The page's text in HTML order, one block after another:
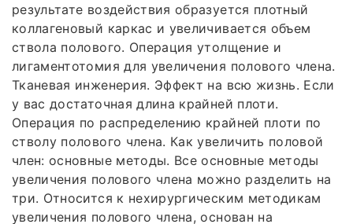
результате воздействия образуется плотный
коллагеновый каркас и увеличивается объем
ствола полового. Операция утолщение и
лигаментотомия для увеличения полового члена.
Тканевая инженерия. Эффект на всю жизнь. Если
у вас достаточная длина крайней плоти.
Операция по распределению крайней плоти по
стволу полового члена. Как увеличить половой
член: основные методы. Все основные методы
увеличения полового члена можно разделить на
три. Относится к нехирургическим методикам
увеличения полового члена, основан на